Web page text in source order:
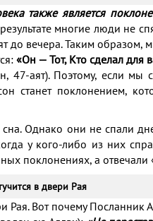
также является
многие люди не
до вечера. Таким образом,
«Он — Тот, Кто сделал для
47-аят). Поэтому, если
станет поклонением,
Однако они не спали
у кого-либо из них
поклонениях, а отвечали
в двери Рая
Рая. Вот почему Посланник